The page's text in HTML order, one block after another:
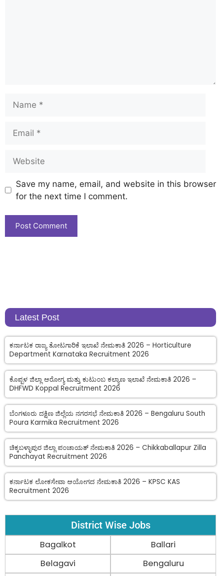
Save my name, email, and website in this browser
for the next time I comment.
Latest Post
ಕರ್ನಾಟಕ ರಾಜ್ಯ ತೋಟಗಾರಿಕೆ ಇಲಾಖೆ ನೇಮಕಾತಿ 2026 – Horticulture
Department Karnataka Recruitment 2026
ಕೊಪ್ಪಳ ಜಿಲ್ಲಾ ಆರೋಗ್ಯ ಮತ್ತು ಕುಟುಂಬ ಕಲ್ಯಾಣ ಇಲಾಖೆ ನೇಮಕಾತಿ 2026 –
DHFWD Koppal Recruitment 2026
ಬೆಂಗಳೂರು ದಕ್ಷಿಣ ಜಿಲ್ಲೆಯ ನಗರಸಭೆ ನೇಮಕಾತಿ 2026 – Bengaluru South
Poura Karmika Recruitment 2026
ಚಿಕ್ಕಬಳ್ಳಾಪುರ ಜಿಲ್ಲಾ ಪಂಚಾಯತ್ ನೇಮಕಾತಿ 2026 – Chikkaballapur Zilla
Panchayat Recruitment 2026
ಕರ್ನಾಟಕ ಲೋಕಸೇವಾ ಆಯೋಗದ ನೇಮಕಾತಿ 2026 – KPSC KAS
Recruitment 2026
District Wise Jobs
Bagalkot
Ballari
Belagavi
Bengaluru